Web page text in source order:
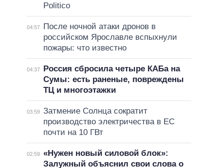
Politico
04:57
После ночной атаки дронов в
российском Ярославле вспыхнули
пожары: что известно
04:37
Россия сбросила четыре КАБа на
Сумы: есть раненые, повреждены
ТЦ и многоэтажки
03:59 Затмение Солнца сократит
производство электричества в ЕС
почти на 10 ГВт
02:59 «Нужен новый силовой блок»:
Залужный объяснил свои слова о